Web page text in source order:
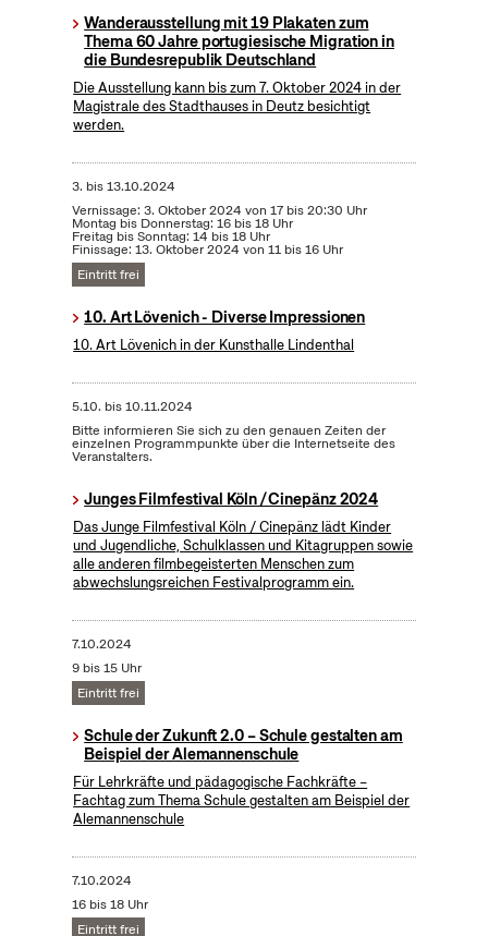
Wanderausstellung mit 19 Plakaten zum
Thema 60 Jahre portugiesische Migration in
die Bundesrepublik Deutschland
Die Ausstellung kann bis zum 7. Oktober 2024 in der
Magistrale des Stadthauses in Deutz besichtigt
werden.
3. bis13.10.2024
Vernissage: 3. Oktober 2024 von 17 bis 20:30 Uhr
Montag bis Donnerstag: 16 bis 18 Uhr
Freitag bis Sonntag: 14 bis 18 Uhr
Finissage: 13. Oktober 2024 von 11 bis 16 Uhr
Eintritt frei
10. Art Lövenich - Diverse Impressionen
10. Art Lövenich in der Kunsthalle Lindenthal
5.10. bis10.11.2024
Bitte informieren Sie sich zu den genauen Zeiten der
einzelnen Programmpunkte über die Internetseite des
Veranstalters.
Junges Filmfestival Köln / Cinepänz 2024
Das Junge Filmfestival Köln / Cinepänz lädt Kinder
und Jugendliche, Schulklassen und Kitagruppen sowie
alle anderen filmbegeisterten Menschen zum
abwechslungsreichen Festivalprogramm ein.
7.10.2024
9 bis 15 Uhr
Eintritt frei
Schule der Zukunft 2.0 – Schule gestalten am
Beispiel der Alemannenschule
Für Lehrkräfte und pädagogische Fachkräfte –
Fachtag zum Thema Schule gestalten am Beispiel der
Alemannenschule
7.10.2024
16 bis 18 Uhr
Eintritt frei